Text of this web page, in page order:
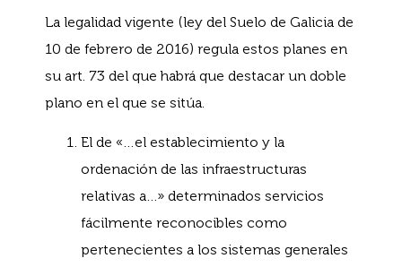
La legalidad vigente (ley del Suelo de Galicia de
10 de febrero de 2016) regula estos planes en
su art. 73 del que habrá que destacar un doble
plano en el que se sitúa.
El de «…el establecimiento y la
ordenación de las infraestructuras
relativas a…» determinados servicios
fácilmente reconocibles como
pertenecientes a los sistemas generales